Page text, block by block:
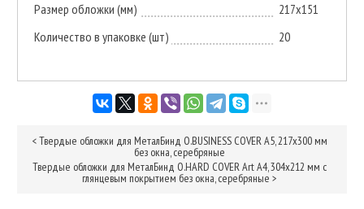
Размер обложки (мм)
217х151
Количество в упаковке (шт)
20
<Твердые обложки для МеталБинд O.BUSINESS COVER А5, 217х300 мм
без окна, серебряные
Твердые обложки для МеталБинд O.HARD COVER Art А4, 304х212 мм с
глянцевым покрытием без окна, серебряные >